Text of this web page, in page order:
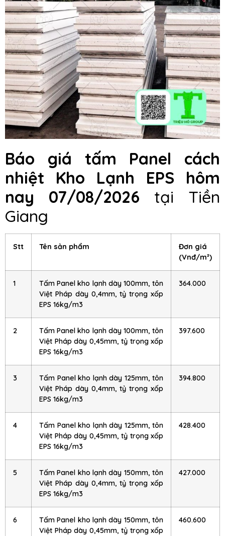
Báo giá tấm Panel cách
nhiệt Kho Lạnh EPS hôm
nay 07/08/2026 tại Tiền
Giang
Stt Tên sản phẩm
Đơn giá
(Vnđ/m²)
1
Tấm Panel kho lạnh dày 100mm, tôn
Việt Pháp dày 0,4mm, tỷ trọng xốp
EPS 16kg/m3
364.000
2
Tấm Panel kho lạnh dày 100mm, tôn
Việt Pháp dày 0,45mm, tỷ trọng xốp
EPS 16kg/m3
397.600
3
Tấm Panel kho lạnh dày 125mm, tôn
Việt Pháp dày 0,4mm, tỷ trọng xốp
EPS 16kg/m3
394.800
4
Tấm Panel kho lạnh dày 125mm, tôn
Việt Pháp dày 0,45mm, tỷ trọng xốp
EPS 16kg/m3
428.400
5
Tấm Panel kho lạnh dày 150mm, tôn
Việt Pháp dày 0,4mm, tỷ trọng xốp
EPS 16kg/m3
427.000
6
Tấm Panel kho lạnh dày 150mm, tôn
Việt Pháp dày 0,45mm, tỷ trọng xốp
460.600